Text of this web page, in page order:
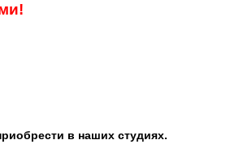
в наших студиях.